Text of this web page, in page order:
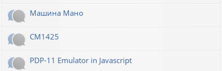
Машина Мано
СМ1425
PDP-11 Emulator in Javascript